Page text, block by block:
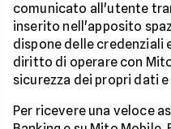
comunicato all'utente
inserito nell'apposito
dispone delle credenziali
diritto di operare con
sicurezza dei propri dati
Per ricevere una veloce